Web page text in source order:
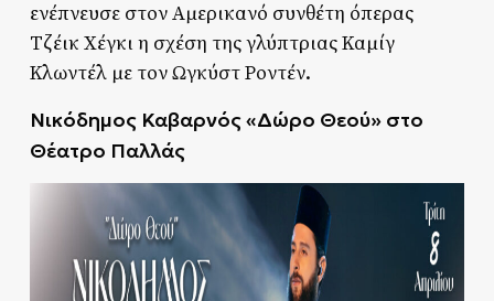
ενέπνευσε στον Αμερικανό συνθέτη όπερας
Τζέικ Χέγκι η σχέση της γλύπτριας Καμίγ
Κλωντέλ με τον Ωγκύστ Ροντέν.
Νικόδημος Καβαρνός«Δώρο Θεού»στο
Θέατρο Παλλάς